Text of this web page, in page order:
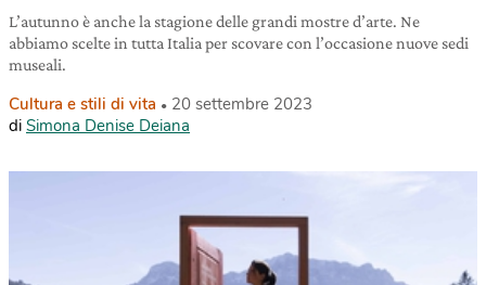
L’autunno è anche la stagione delle grandi mostre d’arte. Ne
abbiamo scelte in tutta Italia per scovare con l’occasione nuove sedi
museali.
Cultura e stili di vita
20 settembre 2023
di Simona Denise Deiana